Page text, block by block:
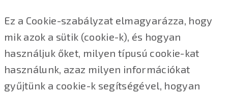
Ez a Cookie-szabályzat elmagyarázza, hogy
mik azok a sütik (cookie-k), és hogyan
használjuk őket, milyen típusú cookie-kat
használunk, azaz milyen információkat
gyűjtünk a cookie-k segítségével, hogyan